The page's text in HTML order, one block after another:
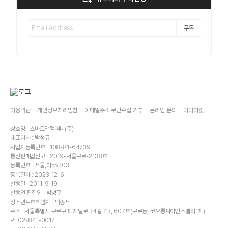
구독
이용약관 개인정보처리방침 이메일주소 무단수집 거부 온라인 문의 미디어킷
상호명 : 스마트앤컴퍼니(주)
대표이사 : 박성규
사업자등록번호 : 108-81-64739
통신판매업신고 : 2019-서울구로-2138호
등록번호 : 서울,아55203
등록일자 : 2023-12-6
발행일 : 2011-9-19
발행인·편집인 : 박성규
청소년보호책임자 : 박종서
주소 : 서울특별시 구로구 디지털로 34길 43, 607호(구로동, 코오롱싸이언스밸리1차)
P : 02-841-0017